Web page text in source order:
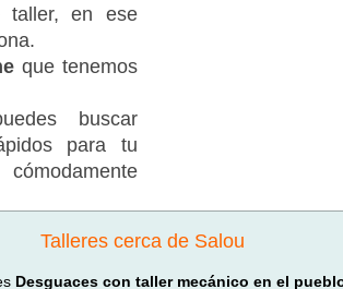
taller, en ese
que tenemos
buscar
para tu
Talleres cerca de Salou
Desguaces con taller mecánico en el